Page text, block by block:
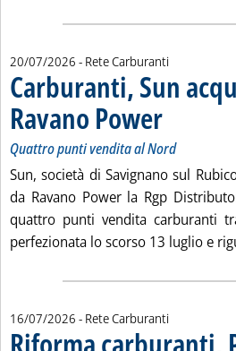
20/07/2026 - Rete Carburanti
Carburanti, Sun
Ravano Power. Sottotitolo:
. Pubblicata
Quattro punti vendita al Nord
Sun, società di Savignano sul
da Ravano Power la Rgp
quattro punti vendita carburanti
perfezionata lo scorso 13 luglio e
16/07/2026 - Rete Carburanti